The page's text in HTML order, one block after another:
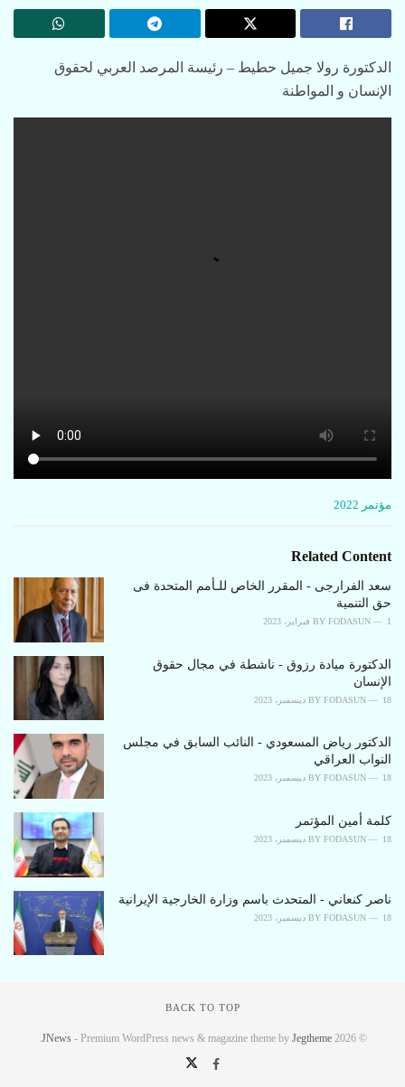
الدکتورة رولا جمیل حطيط – رئيسة المرصد العربي لحقوق
الإنسان و المواطنة
C
e
o
r
i
:
مؤتمر 2022
Related Content
سعد الفرارجی - المقرر الخاص للـأمم المتحدة فی
حق التنمیة
BY FODASUN 1 فبراير، 2023
الدکتورة ميادة رزوق - ناشطة في مجال حقوق
الإنسان
BY FODASUN 18 ديسمبر، 2023
الدکتور ریاض المسعودي - النائب السابق في مجلس
النواب العراقي
BY FODASUN 18 ديسمبر، 2023
كلمة أمين المؤتمر
BY FODASUN 18 ديسمبر، 2023
ناصر کنعاني - المتحدث باسم وزارة الخارجية الإيرانية
BY FODASUN 18 ديسمبر، 2023
BACK TO TOP
© 2026
JNews- Premium WordPress news & magazine theme by Jegtheme
.